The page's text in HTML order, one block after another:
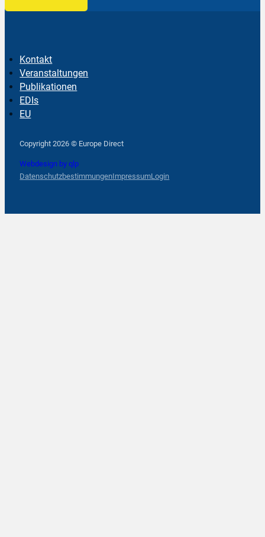
Kontakt
Veranstaltungen
Publikationen
EDIs
EU
Copyright 2026 © Europe Direct
Webdesign by qlp
DatenschutzbestimmungenImpressumLogin